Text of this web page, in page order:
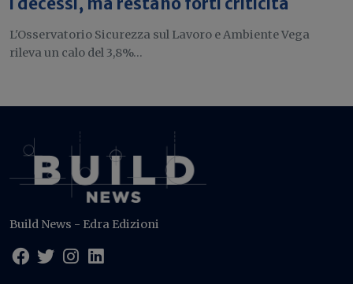
L'Osservatorio Sicurezza sul Lavoro e Ambiente Vega
rileva un calo del 3,8%...
Build News - Edra Edizioni